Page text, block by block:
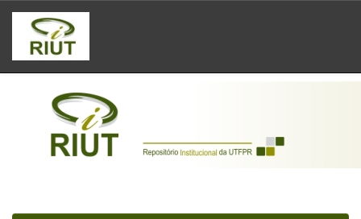
Skip
navigation